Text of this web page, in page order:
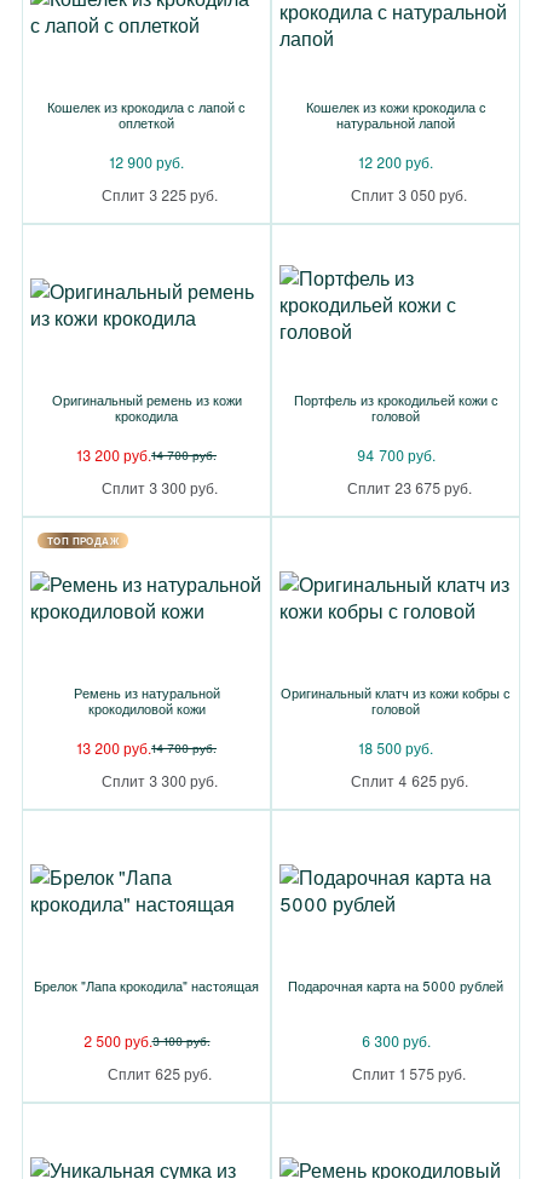
Кошелек из крокодила с лапой с
оплеткой
12 900 руб.
Сплит 3 225 руб.
Кошелек из кожи крокодила с
натуральной лапой
12 200 руб.
Сплит 3 050 руб.
Оригинальный ремень из кожи
крокодила
13 200 руб.14 700 руб.
Сплит 3 300 руб.
Портфель из крокодильей кожи с
головой
94 700 руб.
Сплит 23 675 руб.
TOП ПРОДАЖ
Ремень из натуральной
крокодиловой кожи
13 200 руб.14 700 руб.
Сплит 3 300 руб.
Оригинальный клатч из кожи кобры с
головой
18 500 руб.
Сплит 4 625 руб.
Брелок "Лапа крокодила" настоящая
2 500 руб.3 100 руб.
Сплит 625 руб.
Подарочная карта на 5000 рублей
6 300 руб.
Сплит 1 575 руб.